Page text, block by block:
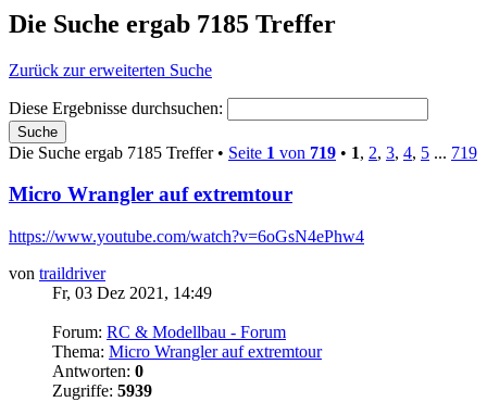
Die Suche ergab 7185 Treffer
Zurück zur erweiterten Suche
Diese Ergebnisse durchsuchen:
Die Suche ergab 7185 Treffer • Seite 1 von 719 • 1, 2, 3, 4, 5 ... 719
Micro Wrangler auf extremtour
https://www.youtube.com/watch?v=6oGsN4ePhw4
von traildriver
Fr, 03 Dez 2021, 14:49
Forum: RC & Modellbau - Forum
Thema: Micro Wrangler auf extremtour
Antworten: 0
Zugriffe: 5939